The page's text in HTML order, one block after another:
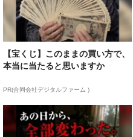
【宝くじ】このままの買い方で、
本当に当たると思いますか
PR(合同会社デジタルファーム )